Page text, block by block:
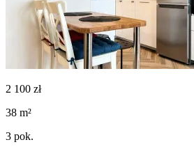
2 100 zł
38 m²
3 pok.